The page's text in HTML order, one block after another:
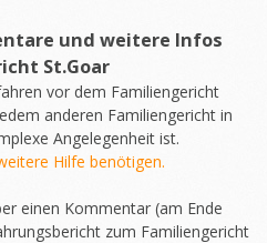
und weitere Infos
St.Goar
vor dem Familiengericht
anderen Familiengericht in
Angelegenheit ist.
Hilfe benötigen.
einen Kommentar (am Ende
zum Familiengericht